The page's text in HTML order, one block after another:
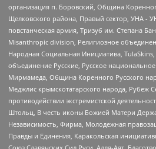
организация п. Боровский, Община
Щелковского района, Правый сектор, УНА -
повстанческая армия, Тризуб им. Степана
Misanthropic division, Религиозное
Народная Социальная Инициатива,
объединение Русские, Русское
Мирмамеда, Община Коренного Русского
Меджлис крымскотатарского народа, Рубеж
противодействии экстремистской
Штольц, В честь иконы Божией Матери
Независимость, Фирма, Молодежная
Правды и Единения, Каракольская